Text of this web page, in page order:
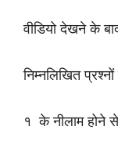
वीडियो देखने के
निम्नलिखित
१ के नीलाम होने